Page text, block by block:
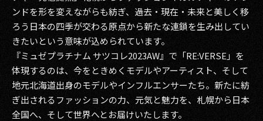
ンドを形を変えながらも紡ぎ、過去・現在・未来と美しく移
ろう日本の四季が交わる原点から新たな連鎖を生み出してい
きたいという意味が込められています。
『ミュゼプラチナム サツコレ2023AW』で「RE:VERSE」を
体現するのは、今をときめくモデルやアーティスト、そして
地元北海道出身のモデルやインフルエンサーたち。新たに紡
ぎ出されるファッションの力、元気と魅力を、札幌から日本
全国へ、そして世界へとお届けいたします。